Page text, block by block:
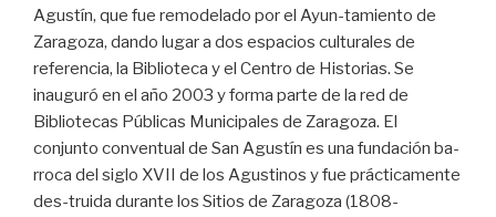
Agustín, que fue remodelado por el Ayun-tamiento de
Zaragoza, dando lugar a dos espacios culturales de
referencia, la Biblioteca y el Centro de Historias. Se
inauguró en el año 2003 y forma parte de la red de
Bibliotecas Públicas Municipales de Zaragoza. El
conjunto conventual de San Agustín es una fundación ba-
rroca del siglo XVII de los Agustinos y fue prácticamente
des-truida durante los Sitios de Zaragoza (1808-